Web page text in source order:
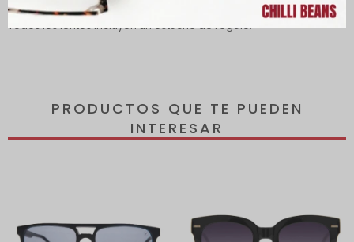
Todos los lentes incluyen un estuche de regalo.
PRODUCTOS QUE TE PUEDEN
INTERESAR